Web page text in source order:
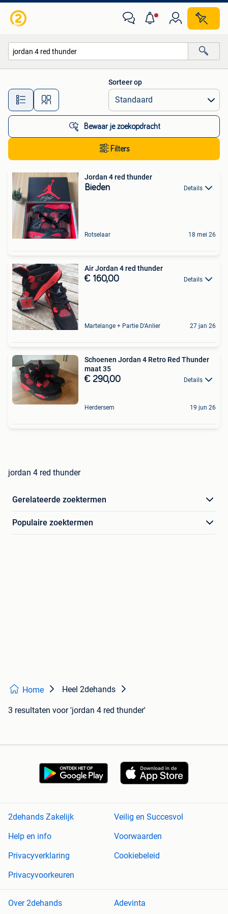
Alle afstanden…
Sorteer op
Bewaar je zoekopdracht
Filters
Jordan 4 red thunder
Bieden Details
Rotselaar 18 mei 26
Air Jordan 4 red thunder
€ 160,00 Details
Martelange + Partie D'Anlier 27 jan 26
Schoenen Jordan 4 Retro Red Thunder
maat 35
€ 290,00 Details
Herdersem 19 jun 26
jordan 4 red thunder
Gerelateerde zoektermen
Populaire zoektermen
Home Heel 2dehands
3 resultaten voor 'jordan 4 red thunder'
2dehands Zakelijk
Veilig en Succesvol
Help en info
Voorwaarden
Privacyverklaring
Cookiebeleid
Privacyvoorkeuren
Over 2dehands Adevinta